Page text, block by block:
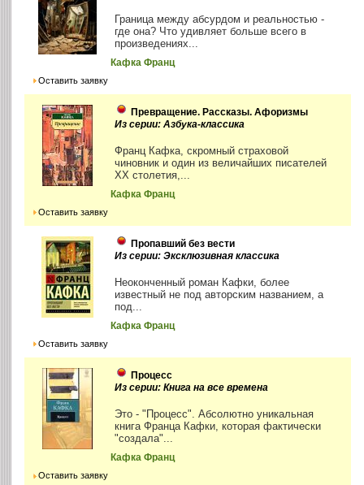
Граница между абсурдом и реальностью -
где она? Что удивляет больше всего в
произведениях...
Кафка Франц
Оставить заявку
Превращение. Рассказы. Афоризмы
Из серии: Азбука-классика
Франц Кафка, скромный страховой
чиновник и один из величайших писателей
XX столетия,...
Кафка Франц
Оставить заявку
Пропавший без вести
Из серии: Эксклюзивная классика
Неоконченный роман Кафки, более
известный не под авторским названием, а
под...
Кафка Франц
Оставить заявку
Процесс
Из серии: Книга на все времена
Это - "Процесс". Абсолютно уникальная
книга Франца Кафки, которая фактически
"создала"...
Кафка Франц
Оставить заявку